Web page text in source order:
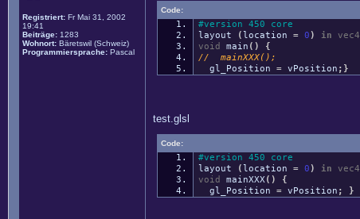
Registriert: Fr Mai 31, 2002
19:41
Beiträge: 1283
Wohnort: Bäretswil (Schweiz)
Programmiersprache: Pascal
Code:
#version 450 core
layout
(location = 0 ) in vec4
void
main ( )
{
// mainXXX();
gl_Position
=vPosition ; }
test.glsl
Code:
#version 450 core
layout
(location = 0 ) in vec4
void
mainXXX( )
{
gl_Position
=vPosition ; }